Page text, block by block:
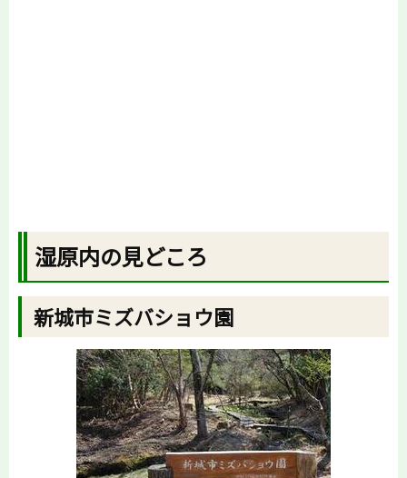
湿原内の見どころ
新城市ミズバショウ園